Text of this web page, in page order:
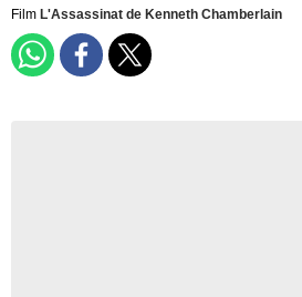
Film L'Assassinat de Kenneth Chamberlain